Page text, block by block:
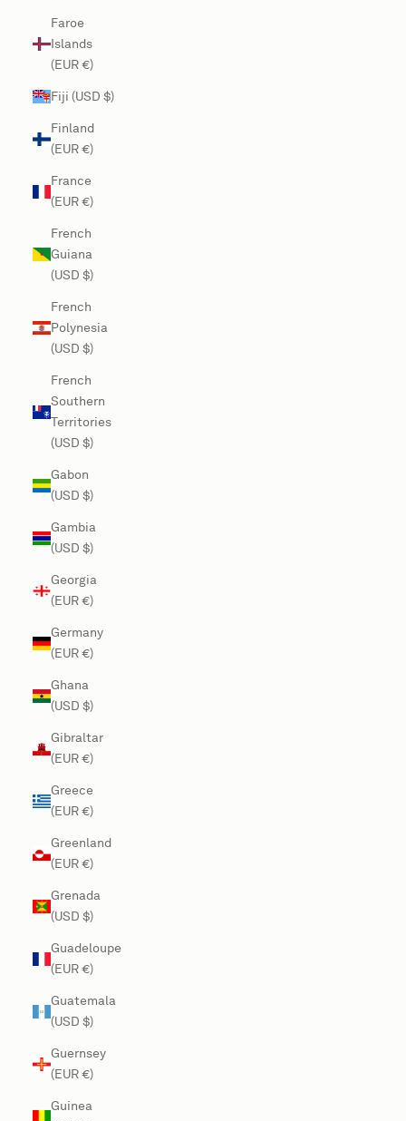
Faroe
Islands
(EUR €)
Fiji (USD $)
Finland
(EUR €)
France
(EUR €)
French
Guiana
(USD $)
French
Polynesia
(USD $)
French
Southern
Territories
(USD $)
Gabon
(USD $)
Gambia
(USD $)
Georgia
(EUR €)
Germany
(EUR €)
Ghana
(USD $)
Gibraltar
(EUR €)
Greece
(EUR €)
Greenland
(EUR €)
Grenada
(USD $)
Guadeloupe
(EUR €)
Guatemala
(USD $)
Guernsey
(EUR €)
Guinea